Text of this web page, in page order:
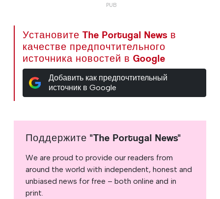
Установите The Portugal News в
качестве предпочтительного
источника новостей в Google
Добавить как предпочтительный
источник в Google
Поддержите "The Portugal News"
We are proud to provide our readers from
around the world with independent, honest and
unbiased news for free – both online and in
print.